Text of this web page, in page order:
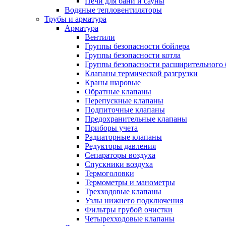
Водяные тепловентиляторы
Трубы и арматура
Арматура
Вентили
Группы безопасности бойлера
Группы безопасности котла
Группы безопасности расширительного
Клапаны термической разгрузки
Краны шаровые
Обратные клапаны
Перепускные клапаны
Подпиточные клапаны
Предохранительные клапаны
Приборы учета
Радиаторные клапаны
Редукторы давления
Сепараторы воздуха
Спускники воздуха
Термоголовки
Термометры и манометры
Трехходовые клапаны
Узлы нижнего подключения
Фильтры грубой очистки
Четырехходовые клапаны